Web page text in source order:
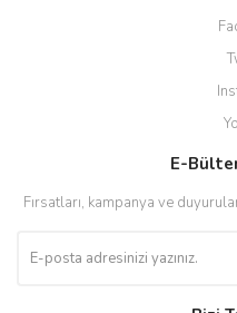
E-
Fırsatları, kampanya ve